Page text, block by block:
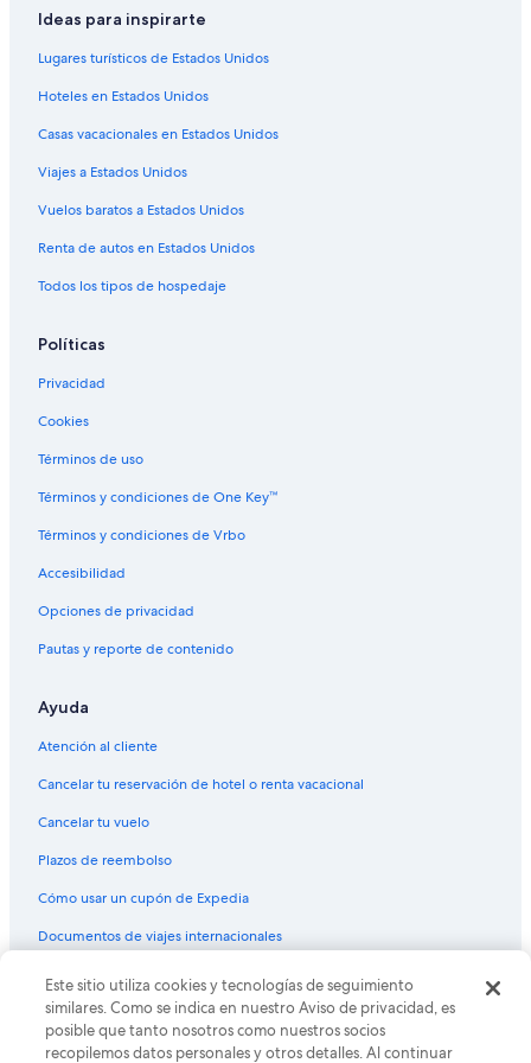
Hoteles con área de juegos en New Tampa
Hoteles con sauna en New Tampa
Hoteles con traslado del/al aeropuerto en New Tampa
Hoteles para fumadores en New Tampa
Hoteles en New Tampa
Hoteles baratos en Vermillion
Cabañas en San Antonio
Campings en San Antonio
Centros vacacionales en San Antonio
Resorts en San Antonio
Apartamentos en San Antonio
Hoteles haciendas en San Antonio
Hoteles en San Antonio
Villas en San Antonio
Cabañas en Lutz
Hoteles con bar en Lutz
Hoteles de La Quinta Inn & Suites en Lutz
Hoteles en Lutz
Moteles en Lutz
Hoteles baratos en Paradise Lakes
Hoteles 3 estrellas en Saint Leo
Hoteles en Saint Leo
Ideas para inspirarte
Lugares turísticos de Estados Unidos
Hoteles en Estados Unidos
Casas vacacionales en Estados Unidos
Viajes a Estados Unidos
Vuelos baratos a Estados Unidos
Renta de autos en Estados Unidos
Todos los tipos de hospedaje
Políticas
Privacidad
Cookies
Términos de uso
Términos y condiciones de One Key™
Términos y condiciones de Vrbo
Accesibilidad
Opciones de privacidad
Pautas y reporte de contenido
Ayuda
Atención al cliente
Cancelar tu reservación de hotel o renta vacacional
Cancelar tu vuelo
Plazos de reembolso
Cómo usar un cupón de Expedia
Documentos de viajes internacionales
© 2026 Expedia, Inc., una empresa de Expedia Group. Todos los
derechos reservados. Expedia y el logo de Expedia son marcas
registradas o marcas comerciales de Expedia, Inc. CST# 2029030-50.
Este sitio utiliza cookies y tecnologías de seguimiento
similares. Como se indica en nuestro Aviso de privacidad, es
posible que tanto nosotros como nuestros socios
recopilemos datos personales y otros detalles. Al continuar